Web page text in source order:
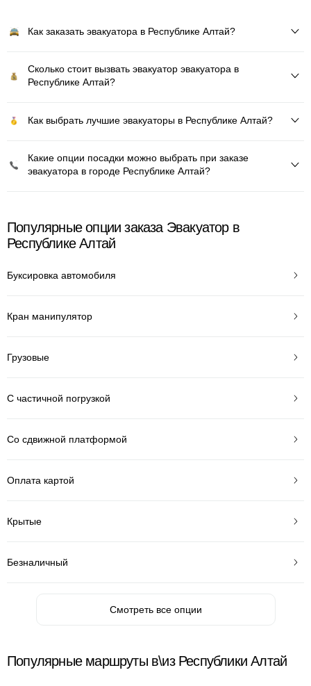
Как заказать эвакуатора в Республике Алтай?
Сколько стоит вызвать эвакуатор эвакуатора в
Республике Алтай?
Как выбрать лучшие эвакуаторы в Республике Алтай?
Какие опции посадки можно выбрать при заказе
эвакуатора в городе Республике Алтай?
Популярные опции заказа Эвакуатор в
Республике Алтай
Буксировка автомобиля
Кран манипулятор
Грузовые
С частичной погрузкой
Со сдвижной платформой
Оплата картой
Крытые
Безналичный
Смотреть все опции
Популярные маршруты в\из Республики Алтай